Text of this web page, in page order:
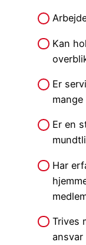
Kan
Er
Er en
Har
Trives
ansvar